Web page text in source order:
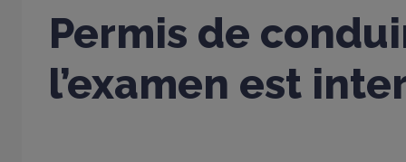
Permis de
l’examen est